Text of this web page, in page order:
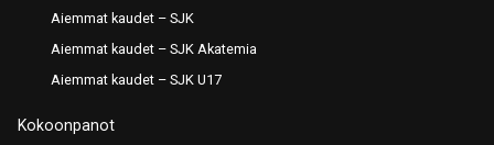
Aiemmat kaudet – SJK
Aiemmat kaudet – SJK Akatemia
Aiemmat kaudet – SJK U17
Kokoonpanot